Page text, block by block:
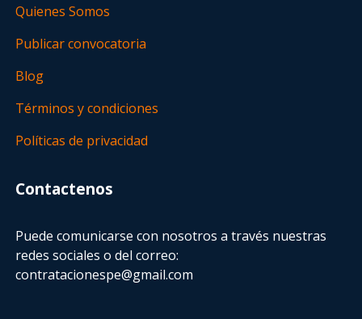
Quienes Somos
Publicar convocatoria
Blog
Términos y condiciones
Políticas de privacidad
Contactenos
Puede comunicarse con nosotros a través nuestras
redes sociales o del correo:
contratacionespe@gmail.com